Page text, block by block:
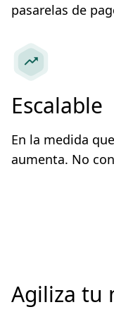
pasarelas de
Escalable
En la medida
aumenta. No
Agiliza tu